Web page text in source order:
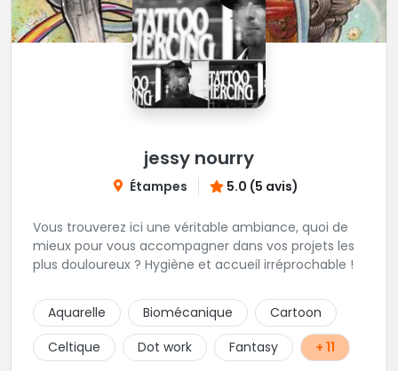
jessy nourry
Étampes 5.0 (5 avis)
Vous trouverez ici une véritable ambiance, quoi de
mieux pour vous accompagner dans vos projets les
plus douloureux ? Hygiène et accueil irréprochable !
Aquarelle Biomécanique
Cartoon
Celtique
Dot work Fantasy + 11